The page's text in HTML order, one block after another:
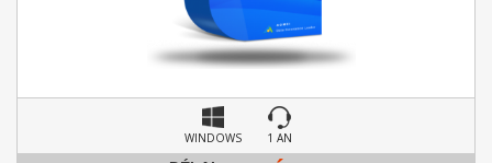
WINDOWS 1 AN